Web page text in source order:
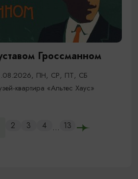
Гроссманном
ПН, СР, ПТ, СБ
квартира «Альтес Хаус»
2 3 4 ... 13